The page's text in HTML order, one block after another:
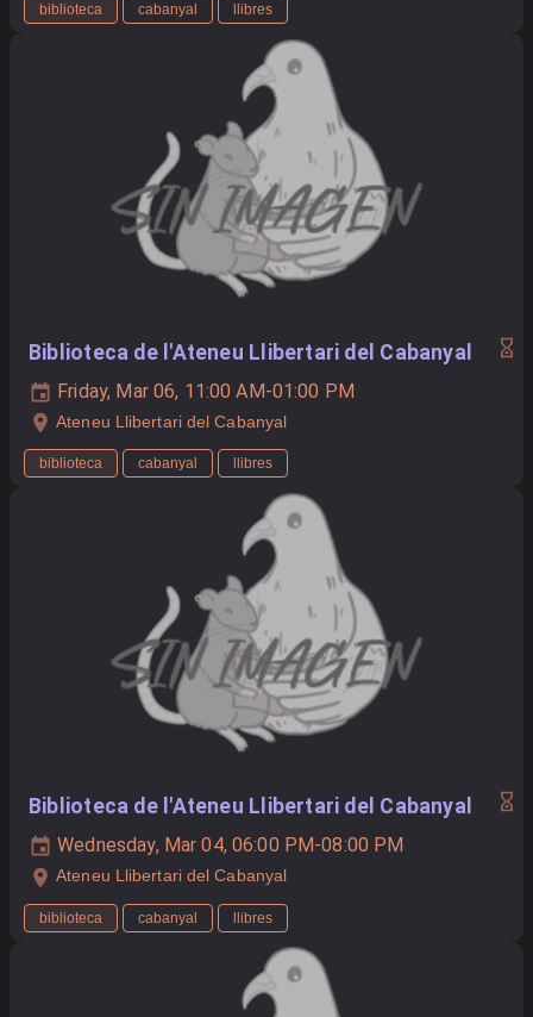
biblioteca cabanyal llibres
Biblioteca de l'Ateneu Llibertari del Cabanyal
Friday, Mar 06, 11:00 AM-01:00 PM
Ateneu Llibertari del Cabanyal
biblioteca cabanyal llibres
Biblioteca de l'Ateneu Llibertari del Cabanyal
Wednesday, Mar 04, 06:00 PM-08:00 PM
Ateneu Llibertari del Cabanyal
biblioteca cabanyal llibres